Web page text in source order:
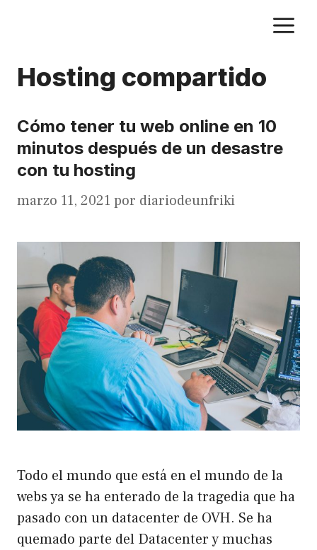
Hosting compartido
Cómo tener tu web online en 10
minutos después de un desastre
con tu hosting
marzo 11, 2021 por diariodeunfriki
Todo el mundo que está en el mundo de la
webs ya se ha enterado de la tragedia que ha
pasado con un datacenter de OVH. Se ha
quemado parte del Datacenter y muchas